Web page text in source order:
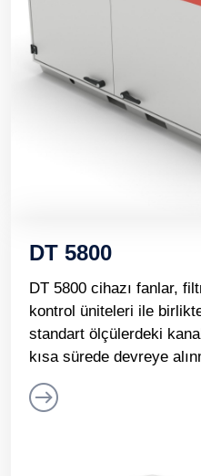
DT 5800
DT 5800 cihazı fanlar,
kontrol üniteleri ile
standart ölçülerdeki
kısa sürede devreye